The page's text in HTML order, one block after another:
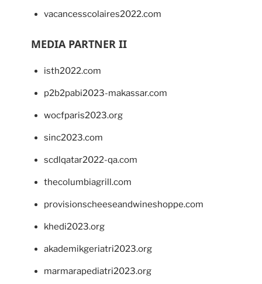
vacancesscolaires2022.com
MEDIA PARTNER II
isth2022.com
p2b2pabi2023-makassar.com
wocfparis2023.org
sinc2023.com
scdlqatar2022-qa.com
thecolumbiagrill.com
provisionscheeseandwineshoppe.com
khedi2023.org
akademikgeriatri2023.org
marmarapediatri2023.org